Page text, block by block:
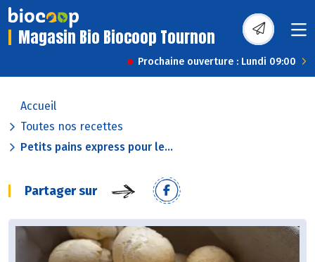
Magasin Bio Biocoop Tournon
Prochaine ouverture : Lundi 09:00
Accueil
Toutes nos recettes
Petits pains express pour le...
Partager sur